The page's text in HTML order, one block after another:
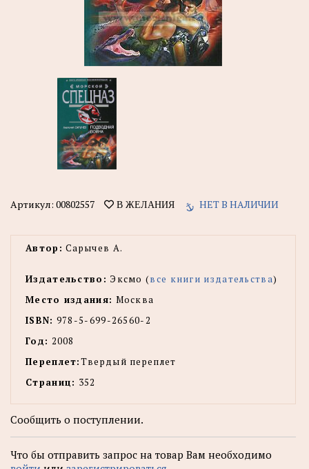
Артикул: 00802557 В ЖЕЛАНИЯ НЕТ В НАЛИЧИИ
Автор: Сарычев А.
Издательство: Эксмо (все книги издательства)
Место издания: Москва
ISBN: 978-5-699-26560-2
Год: 2008
Переплет:Твердый переплет
Страниц: 352
Сообщить о поступлении.
Что бы отправить запрос на товар Вам необходимо